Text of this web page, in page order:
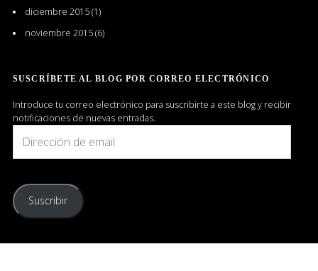
diciembre 2015(1)
noviembre 2015(6)
SUSCRÍBETE AL BLOG POR CORREO ELECTRÓNICO
Introduce tu correo electrónico para suscribirte a este blog y recibir
notificaciones de nuevas entradas.
email
Suscribir